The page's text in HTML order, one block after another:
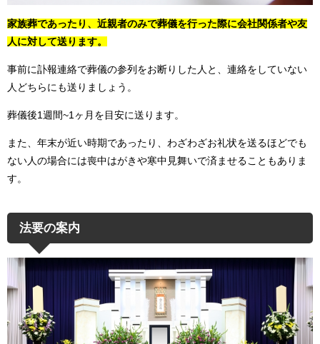
家族葬であったり、近親者のみで葬儀を行った際に会社関係者や友
人に対して送ります。
事前に訃報連絡で葬儀の参列をお断りした人と、連絡をしていない
人どちらにも送りましょう。
葬儀後1週間~1ヶ月を目安に送ります。
また、年末が近い時期であったり、わざわざお礼状を送るほどでも
ない人の場合には喪中はがきや寒中見舞いで済ませることもありま
す。
法要の案内